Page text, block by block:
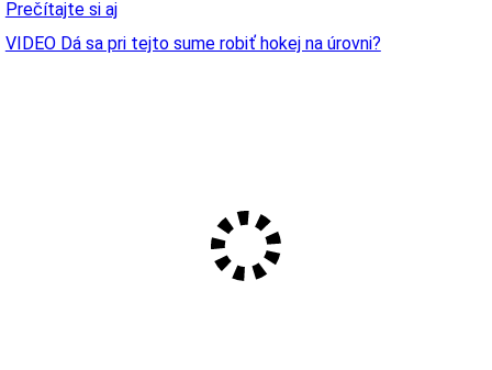
Prečítajte si aj
VIDEO Dá sa pri tejto sume robiť hokej na úrovni?